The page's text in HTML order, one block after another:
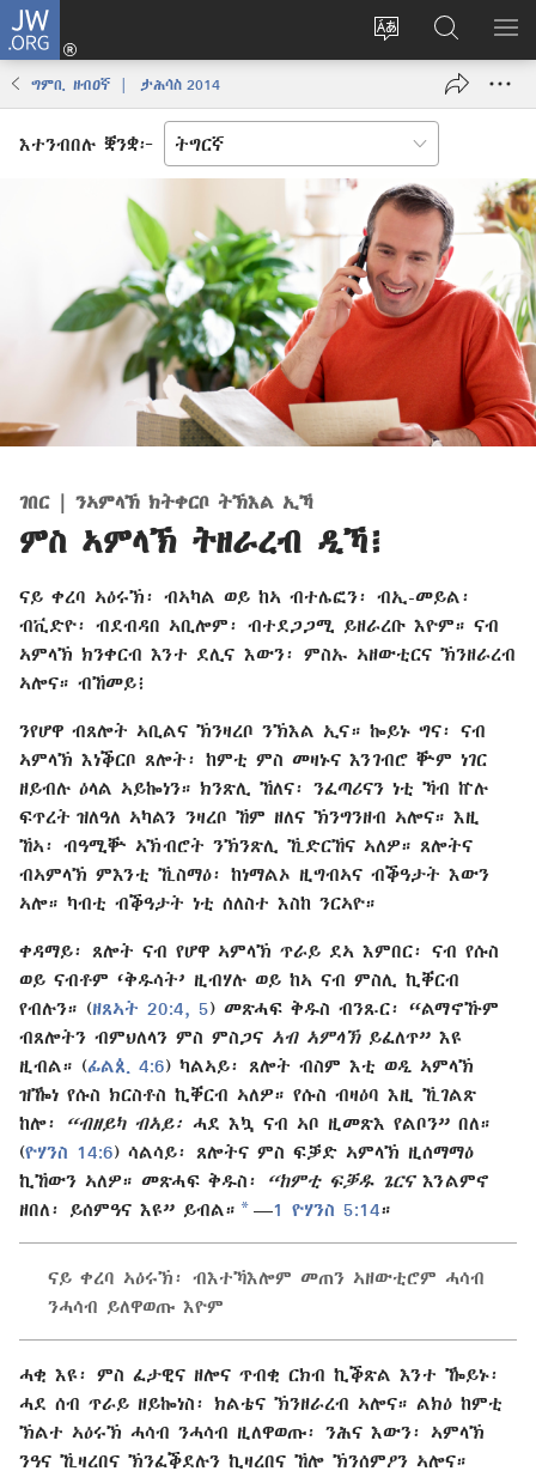
JW.ORG
ቋንቋ
እቶ
(opens
ኣብ
JW.ORG
ድለ
ግምቢ ዘብዐኛ | ታሕሳስ 2014
እተንብበሉ ቛንቋ፦
ገበር | ንኣምላኽ ክትቀርቦ ትኽእል ኢኻ
ምስ ኣምላኽ ትዘራረብ ዲኻ፧
ናይ ቀረባ ኣዕሩኽ፡ ብኣካል ወይ ከኣ ብተሌፎን፡ ብኢ-መይል፡
ብቪድዮ፡ ብደብዳበ ኣቢሎም፡ ብተደጋጋሚ ይዘራረቡ እዮም። ናብ
ኣምላኽ ክንቀርብ እንተ ደሊና እውን፡ ምስኡ ኣዘውቲርና ኽንዘራረብ
ኣሎና። ብኸመይ፧
ንየሆዋ ብጸሎት ኣቢልና ኽንዛረቦ ንኽእል ኢና። ኰይኑ ግና፡ ናብ
ኣምላኽ እነቕርቦ ጸሎት፡ ከምቲ ምስ መዛኑና እንገብሮ ቝም ነገር
ዘይብሉ ዕላል ኣይኰነን። ክንጽሊ ኸለና፡ ንፈጣሪናን ነቲ ኻብ ኵሉ
ፍጥረት ዝለዓለ ኣካልን ንዛረቦ ኸም ዘለና ኽንግንዘብ ኣሎና። እዚ
ኸኣ፡ ብዓሚቝ ኣኽብሮት ንኽንጽሊ ኺድርኸና ኣለዎ። ጸሎትና
ብኣምላኽ ምእንቲ ኺስማዕ፡ ከነማልኦ ዚግብኣና ብቕዓታት እውን
ኣሎ። ካብቲ ብቕዓታት ነቲ ሰለስተ እስከ ንርኣዮ።
ቀዳማይ፡ ጸሎት ናብ የሆዋ ኣምላኽ ጥራይ ደኣ እምበር፡ ናብ የሱስ
ወይ ናብቶም ‘ቅዱሳት’ ዚብሃሉ ወይ ከኣ ናብ ምስሊ ኪቐርብ
የብሉን። (ዘጸኣት 20:4, 5) መጽሓፍ ቅዱስ ብንጹር፡ “ልማኖኹም
ብጸሎትን ብምህለላን ምስ ምስጋና ኣብ ኣምላኽ ይፈለጥ” እዩ
ዚብል። (ፊልጲ 4:6) ካልኣይ፡ ጸሎት ብስም እቲ ወዲ ኣምላኽ
ዝዀነ የሱስ ክርስቶስ ኪቐርብ ኣለዎ። የሱስ ብዛዕባ እዚ ኺገልጽ
ከሎ፡
“ብዘይካ ብኣይ፡ ሓደ እኳ ናብ ኣቦ ዚመጽእ የልቦን” በለ።
(ዮሃንስ 14:6) ሳልሳይ፡ ጸሎትና ምስ ፍቓድ ኣምላኽ ዚሰማማዕ
ኪኸውን ኣለዎ። መጽሓፍ ቅዱስ፡
“ከምቲ ፍቓዱ ጌርና እንልምኖ
ዘበለ፡ ይሰምዓና እዩ” ይብል። * —1 ዮሃንስ 5:14።
ናይ ቀረባ ኣዕሩኽ፡ ብእተኻእሎም መጠን ኣዘውቲሮም ሓሳብ
ንሓሳብ ይለዋወጡ እዮም
ሓቂ እዩ፡ ምስ ፈታዊና ዘሎና ጥብቂ ርክብ ኪቕጽል እንተ ዀይኑ፡
ሓደ ሰብ ጥራይ ዘይኰነስ፡ ክልቴና ኽንዘራረብ ኣሎና። ልክዕ ከምቲ
ኽልተ ኣዕሩኽ ሓሳብ ንሓሳብ ዚለዋወጡ፡ ንሕና እውን፡ ኣምላኽ
ንዓና ኺዛረበና ኽንፈቕደሉን ኪዛረበና ኸሎ ኽንሰምዖን ኣሎና።